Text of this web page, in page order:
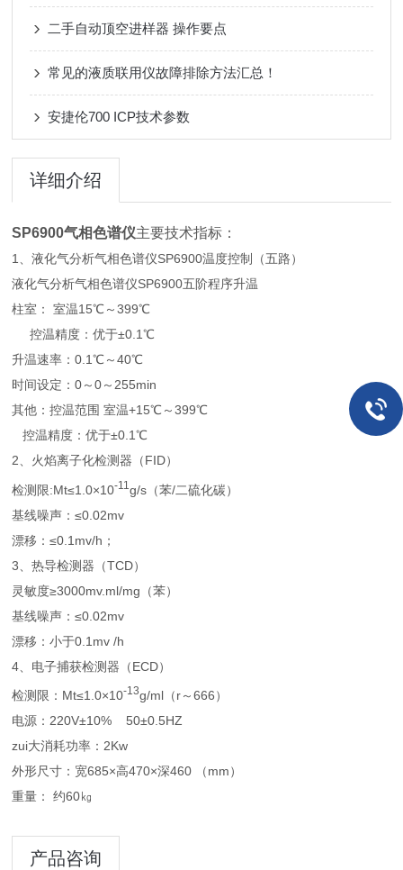
二手自动顶空进样器 操作要点
常见的液质联用仪故障排除方法汇总！
安捷伦700 ICP技术参数
详细介绍
SP6900气相色谱仪主要技术指标：
1、液化气分析气相色谱仪SP6900温度控制（五路）
液化气分析气相色谱仪SP6900五阶程序升温
柱室： 室温15℃～399℃
控温精度：优于±0.1℃
升温速率：0.1℃～40℃
时间设定：0～0～255min
其他：控温范围 室温+15℃～399℃
控温精度：优于±0.1℃
2、火焰离子化检测器（FID）
检测限:Mt≤1.0×10-11 g/s（苯/二硫化碳）
基线噪声：≤0.02mv
漂移：≤0.1mv/h；
3、热导检测器（TCD）
灵敏度≥3000mv.ml/mg（苯）
基线噪声：≤0.02mv
漂移：小于0.1mv /h
4、电子捕获检测器（ECD）
检测限：Mt≤1.0×10-13g/ml（r～666）
电源：220V±10% 50±0.5HZ
zui大消耗功率：2Kw
外形尺寸：宽685×高470×深460 （mm）
重量： 约60㎏
产品咨询